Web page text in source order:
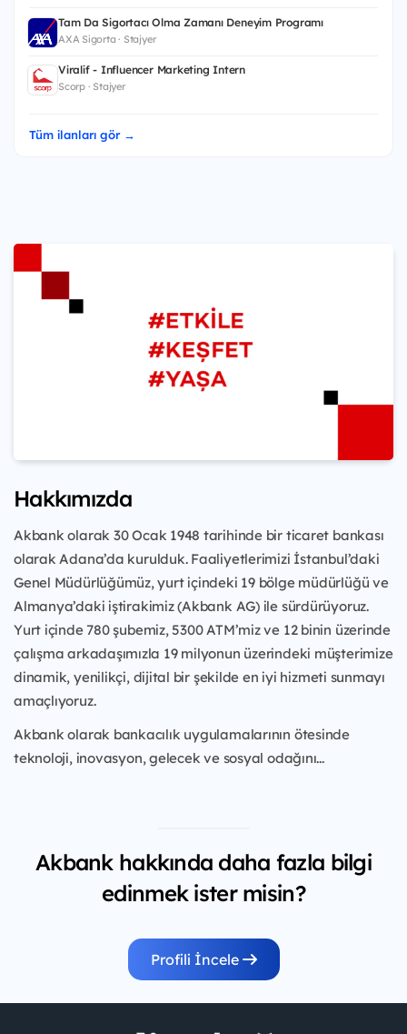
Tam Da Sigortacı Olma Zamanı Deneyim Programı
AXA Sigorta · Stajyer
Viralif - Influencer Marketing Intern
Scorp · Stajyer
Tüm ilanları gör →
Hakkımızda
Akbank olarak 30 Ocak 1948 tarihinde bir ticaret bankası
olarak Adana’da kurulduk. Faaliyetlerimizi İstanbul’daki
Genel Müdürlüğümüz, yurt içindeki 19 bölge müdürlüğü ve
Almanya’daki iştirakimiz (Akbank AG) ile sürdürüyoruz.
Yurt içinde 780 şubemiz, 5300 ATM’miz ve 12 binin üzerinde
çalışma arkadaşımızla 19 milyonun üzerindeki müşterimize
dinamik, yenilikçi, dijital bir şekilde en iyi hizmeti sunmayı
amaçlıyoruz.
Akbank olarak bankacılık uygulamalarının ötesinde
teknoloji, inovasyon, gelecek ve sosyal odağını...
Akbank hakkında daha fazla bilgi
edinmek ister misin?
Profili İncele